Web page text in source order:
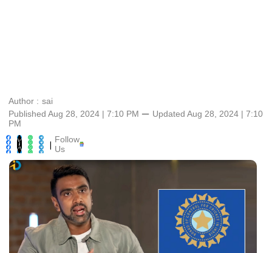
Author : sai
Published Aug 28, 2024 | 7:10 PM ⚊ Updated Aug 28, 2024 | 7:10
PM
| Follow
Us